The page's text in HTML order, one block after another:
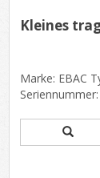
Kleines
Marke: EBAC
300m......